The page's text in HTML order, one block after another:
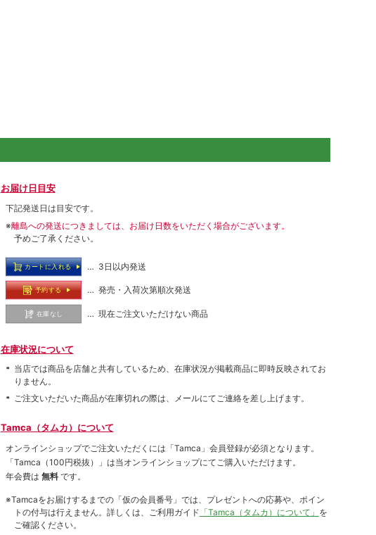
お届け日目安
下記発送日は目安です。
※離島への発送につきましては、お届け日数をいただく場合がございます。
予めご了承ください。
カートに入れる … 3日以内発送
予約する … 発売・入荷次第順次発送
在庫なし … 現在ご注文いただけない商品
在庫状況について
当店では商品を店舗と共有しているため、在庫状況が掲載商品に即時反映されてお
りません。
ご注文いただいた商品が在庫切れの際は、メールにてご連絡を差し上げます。
Tamca（タムカ）について
オンラインショップでご注⽂いただくには「Tamca」会員登録が必須となります。
「Tamca （100円税抜）
」は当オンラインショップにてご購⼊いただけます。
年会費は 無料 です。
※Tamcaをお届けするまでの「仮の会員番号」では、プレゼントへの応募や、ポイン
トの付与は⾏えません。詳しくは、ご利⽤ガイド 「Tamca（タムカ）について」 を
ご確認ください。